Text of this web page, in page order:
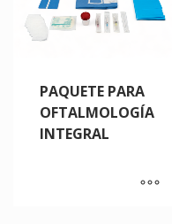
PAQUETE PARA
OFTALMOLOGÍA
INTEGRAL